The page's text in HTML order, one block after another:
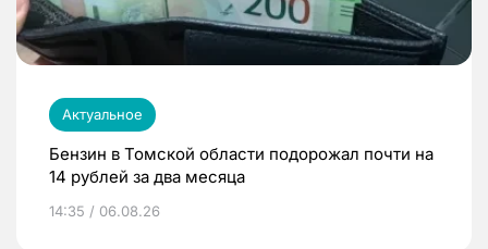
Актуальное
Бензин в Томской области подорожал почти на
14 рублей за два месяца
14:35 / 06.08.26